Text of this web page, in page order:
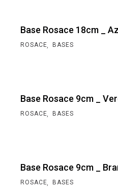
Base Rosace 18cm _
ROSACE, BASES
Base Rosace 9cm _
ROSACE, BASES
Base Rosace 9cm _
ROSACE, BASES